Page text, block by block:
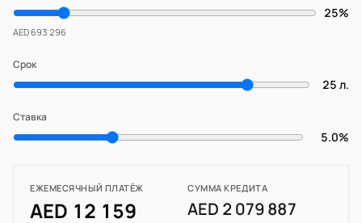
25%
AED 693 296
Срок
25 л.
Ставка
5.0%
ЕЖЕМЕСЯЧНЫЙ ПЛАТЁЖ
AED 12 159
СУММА КРЕДИТА
AED 2 079 887